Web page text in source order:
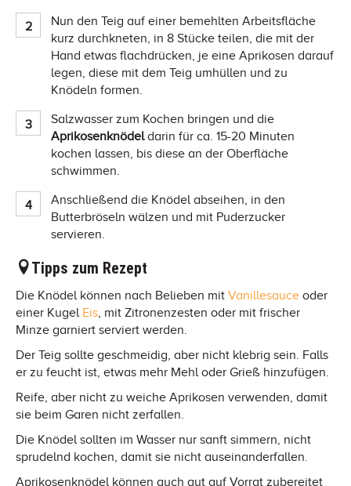
Nun den Teig auf einer bemehlten Arbeitsfläche
kurz durchkneten, in 8 Stücke teilen, die mit der
Hand etwas flachdrücken, je eine Aprikosen darauf
legen, diese mit dem Teig umhüllen und zu
Knödeln formen.
Salzwasser zum Kochen bringen und die
Aprikosenknödeldarin für ca. 15-20 Minuten
kochen lassen, bis diese an der Oberfläche
schwimmen.
Anschließend die Knödel abseihen, in den
Butterbröseln wälzen und mit Puderzucker
servieren.
Tipps zum Rezept
Die Knödel können nach Belieben mit Vanillesauce oder
einer Kugel Eis, mit Zitronenzesten oder mit frischer
Minze garniert serviert werden.
Der Teig sollte geschmeidig, aber nicht klebrig sein. Falls
er zu feucht ist, etwas mehr Mehl oder Grieß hinzufügen.
Reife, aber nicht zu weiche Aprikosen verwenden, damit
sie beim Garen nicht zerfallen.
Die Knödel sollten im Wasser nur sanft simmern, nicht
sprudelnd kochen, damit sie nicht auseinanderfallen.
Aprikosenknödel können auch gut auf Vorrat zubereitet